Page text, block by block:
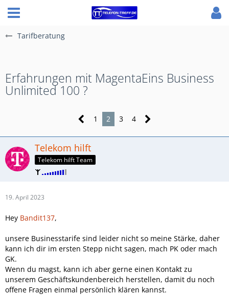
Tarifberatung
Erfahrungen mit MagentaEins Business
Unlimited 100 ?
1 2 3 4
Telekom hilft
Telekom hilft Team
19. April 2023
Hey Bandit137,
unsere Businesstarife sind leider nicht so meine Stärke, daher
kann ich dir im ersten Stepp nicht sagen, mach PK oder mach
GK.
Wenn du magst, kann ich aber gerne einen Kontakt zu
unserem Geschäftskundenbereich herstellen, damit du noch
offene Fragen einmal persönlich klären kannst.